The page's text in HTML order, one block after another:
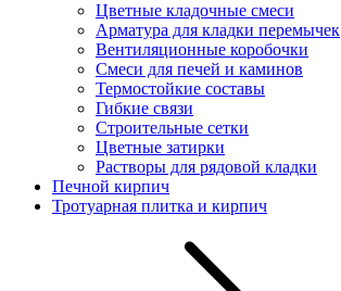
Цветные кладочные смеси
Арматура для кладки перемычек
Вентиляционные коробочки
Смеси для печей и каминов
Термостойкие составы
Гибкие связи
Строительные сетки
Цветные затирки
Растворы для рядовой кладки
Печной кирпич
Тротуарная плитка и кирпич